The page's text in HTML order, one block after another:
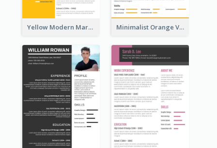
Yellow Modern Marketing Consultant Resume Minimalist Orange Vintage Resume